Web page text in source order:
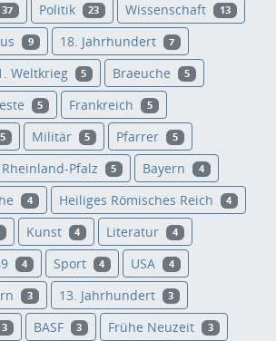
37 Politik 23 Wissenschaft 13
9 18. Jahrhundert 7
Weltkrieg 5 Braeuche 5
5 Frankreich 5
5 Militär 5 Pfarrer 5
Rheinland-Pfalz 5 Bayern 4
4 Heiliges Römisches Reich 4
Kunst 4 Literatur 4
4 Sport 4 USA 4
3 13. Jahrhundert 3
3 BASF 3 Frühe Neuzeit 3